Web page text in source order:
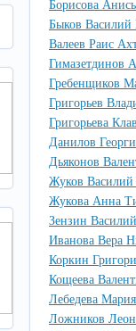
Борисова
Быков Василий
Валеев Раис
Гимазетдинов
Гребенщиков
Григорьев
Григорьева
Данилов
Дьяконов
Жуков Василий
Жукова Анна
Зензин
Иванова Вера
Коркин
Кощеева
Лебедева
Ложников